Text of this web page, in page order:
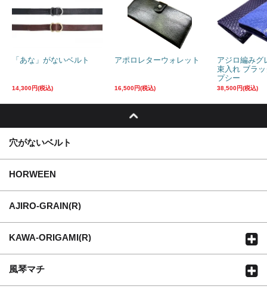
「あな」がないベルト
14,300円(税込)
アポロレターウォレット
16,500円(税込)
アジロ編みグ
束入れ ブラ
プシー
38,500円(税込)
穴がないベルト
HORWEEN
AJIRO-GRAIN(R)
KAWA-ORIGAMI(R)
風琴マチ